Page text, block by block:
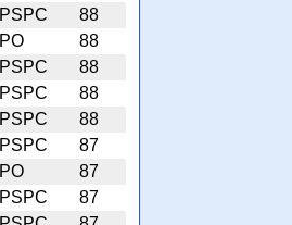
PSPC
88
PO
88
PSPC
88
PSPC
88
PSPC
88
PSPC
87
PO
87
PSPC
87